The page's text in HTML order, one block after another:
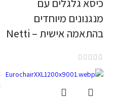
כיסא גלגלים עם
מנגנונים מיוחדים
בהתאמה אישית – Netti